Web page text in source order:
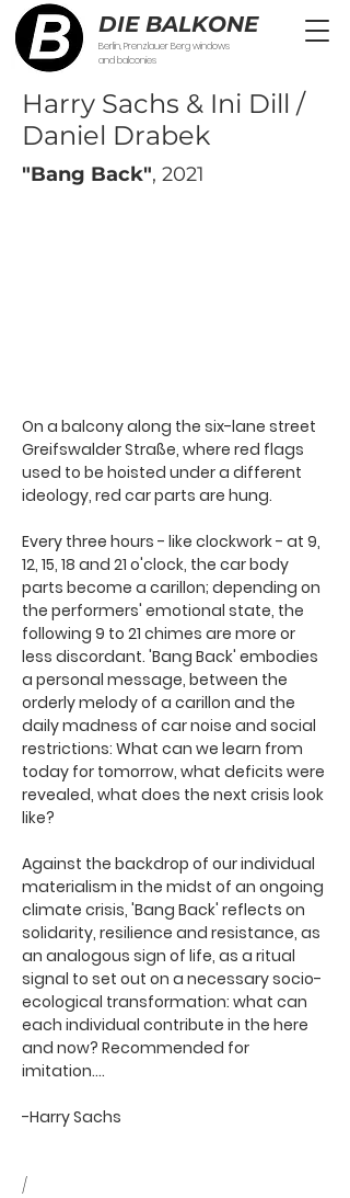
DIE BALKONE
Berlin, Prenzlauer Berg windows
and balconies
Harry Sachs & Ini Dill /
Daniel Drabek
"Bang Back", 2021
On a balcony along the six-lane street
Greifswalder Straße, where red flags
used to be hoisted under a different
ideology, red car parts are hung.
Every three hours - like clockwork - at 9,
12, 15, 18 and 21 o'clock, the car body
parts become a carillon; depending on
the performers' emotional state, the
following 9 to 21 chimes are more or
less discordant. 'Bang Back' embodies
a personal message, between the
orderly melody of a carillon and the
daily madness of car noise and social
restrictions: What can we learn from
today for tomorrow, what deficits were
revealed, what does the next crisis look
like?
Against the backdrop of our individual
materialism in the midst of an ongoing
climate crisis, 'Bang Back' reflects on
solidarity, resilience and resistance, as
an analogous sign of life, as a ritual
signal to set out on a necessary socio-
ecological transformation: what can
each individual contribute in the here
and now? Recommended for
imitation....
-Harry Sachs
/